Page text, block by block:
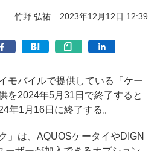
竹野 弘祐 2023年12月12日 12:39
モバイルで提供している「ケー
を2024年5月31日で終了すると
年1月16日に終了する。
」は、AQUOSケータイやDIGN